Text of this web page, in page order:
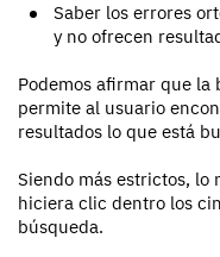
Saber los errores
y no ofrecen
Podemos afirmar que la
permite al usuario
resultados lo que está
Siendo más estrictos, lo
hiciera clic dentro los
búsqueda.